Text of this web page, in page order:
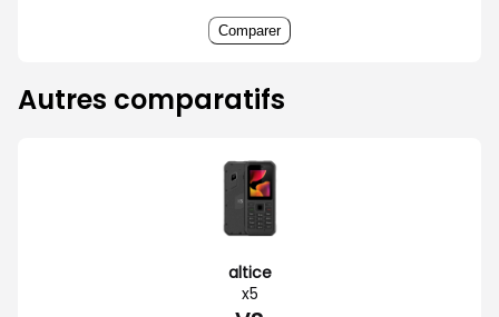
Comparer
Autres comparatifs
altice
x5